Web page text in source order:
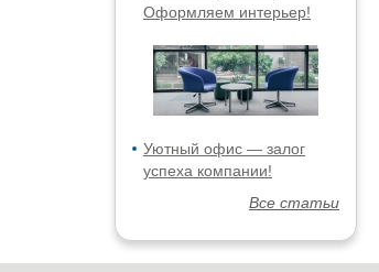
Оформляем интерьер!
Уютный офис — залог
успеха компании!
Все статьи